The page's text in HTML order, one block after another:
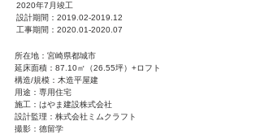
2020年7月竣工
設計期間：2019.02-2019.12
​工事期間：2020.01-2020.07
所在地：宮崎県都城市
延床面積：87.10㎡（26.55坪）+ロフト
構造/規模：木造平屋建
用途：専用住宅
施工：はやま建設株式会社
​設計監理：株式会社ミムクラフト
​撮影：德留学